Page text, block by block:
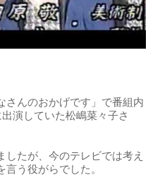
さんのおかげです」で番組内
演していた松嶋菜々子さ
たが、今のテレビでは考え
う役がらでした。